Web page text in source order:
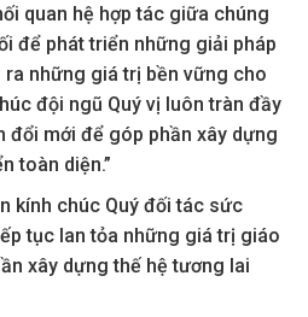
quan hệ hợp tác giữa chúng
để phát triển những giải pháp
những giá trị bền vững cho
đội ngũ Quý vị luôn tràn đầy
đổi mới để góp phần xây dựng
toàn diện.”
kính chúc Quý đối tác sức
tục lan tỏa những giá trị giáo
xây dựng thế hệ tương lai